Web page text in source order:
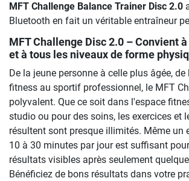
MFT Challenge Balance Trainer Disc 2.0
Bluetooth en fait un véritable entraîneur
MFT Challenge Disc 2.0 – Convient
et à tous les niveaux de forme
De la jeune personne à celle plus âgée,
fitness au sportif professionnel, le MFT
polyvalent. Que ce soit dans l'espace
studio ou pour des soins, les exercices et
résultent sont presque illimités. Même un
10 à 30 minutes par jour est suffisant
résultats visibles après seulement
Bénéficiez de bons résultats dans votre